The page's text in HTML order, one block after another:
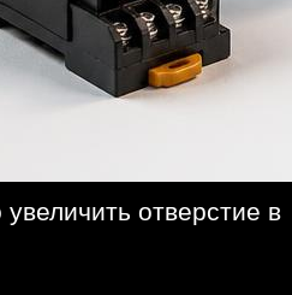
отверстие в